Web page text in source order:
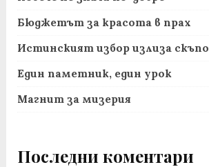
Бюджетът за красота в прах
Истинският избор излиза скъпо
Един паметник, един урок
Магнит за мизерия
Последни коментари